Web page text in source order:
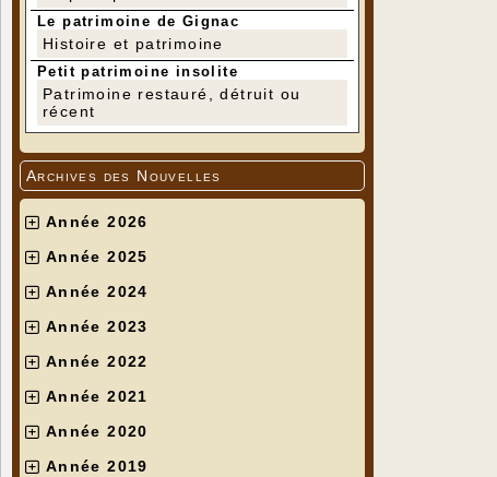
Le patrimoine de Gignac
Histoire et patrimoine
Petit patrimoine insolite
Patrimoine restauré, détruit ou
récent
Archives des Nouvelles
Année 2026
Année 2025
Année 2024
Année 2023
Année 2022
Année 2021
Année 2020
Année 2019